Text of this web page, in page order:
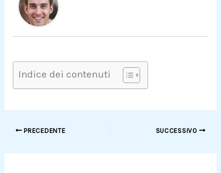
Indice dei contenuti
PRECEDENTE SUCCESSIVO